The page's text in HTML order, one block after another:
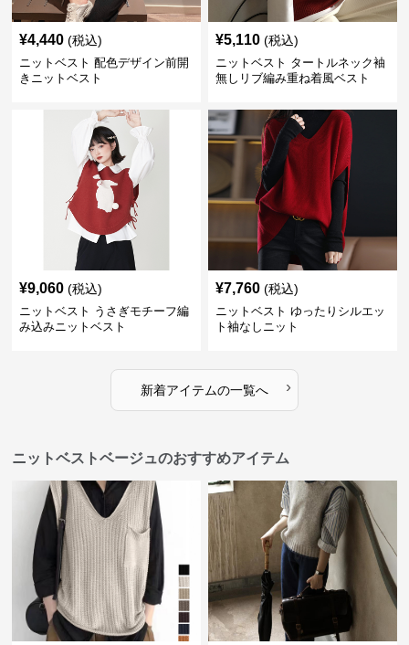
¥4,440 (税込)
ニットベスト 配色デザイン前開
きニットベスト
¥5,110 (税込)
ニットベスト タートルネック袖
無しリブ編み重ね着風ベスト
¥9,060 (税込)
ニットベスト うさぎモチーフ編
み込みニットベスト
¥7,760 (税込)
ニットベスト ゆったりシルエッ
ト袖なしニット
新着アイテムの一覧へ ›
ニットベストベージュのおすすめアイテム